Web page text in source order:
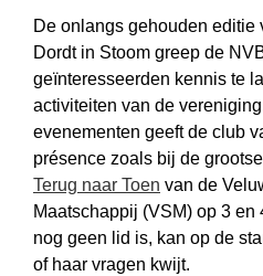
De onlangs gehouden editie
Dordt in Stoom greep de
geïnteresseerden kennis te
activiteiten van de
evenementen geeft de club
présence zoals bij de
Terug naar Toen van de
Maatschappij (VSM) op 3 en
nog geen lid is, kan op de
of haar vragen kwijt.